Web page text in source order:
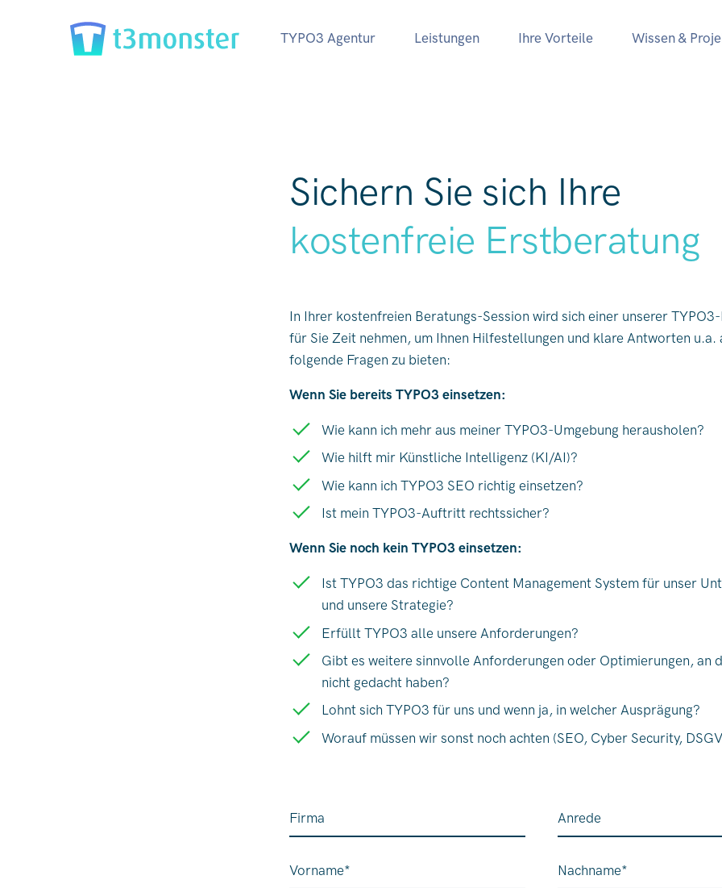
TYPO3 Agentur Leistungen Ihre Vorteile Wissen &
Sichern Sie sich Ihre
kostenfreie Erstberatung
In Ihrer kostenfreien Beratungs-Session wird sich einer unserer
für Sie Zeit nehmen, um Ihnen Hilfestellungen und klare Antworten u.a.
folgende Fragen zu bieten:
Wenn Sie bereits TYPO3 einsetzen:
Wie kann ich mehr aus meiner TYPO3-Umgebung herausholen?
Wie hilft mir Künstliche Intelligenz (KI/AI)?
Wie kann ich TYPO3 SEO richtig einsetzen?
Ist mein TYPO3-Auftritt rechtssicher?
Wenn Sie noch kein TYPO3 einsetzen:
Ist TYPO3 das richtige Content Management System für unser
und unsere Strategie?
Erfüllt TYPO3 alle unsere Anforderungen?
Gibt es weitere sinnvolle Anforderungen oder Optimierungen, an
nicht gedacht haben?
Lohnt sich TYPO3 für uns und wenn ja, in welcher Ausprägung?
Worauf müssen wir sonst noch achten (SEO, Cyber Security,
Firma Anrede
Vorname* Nachname*